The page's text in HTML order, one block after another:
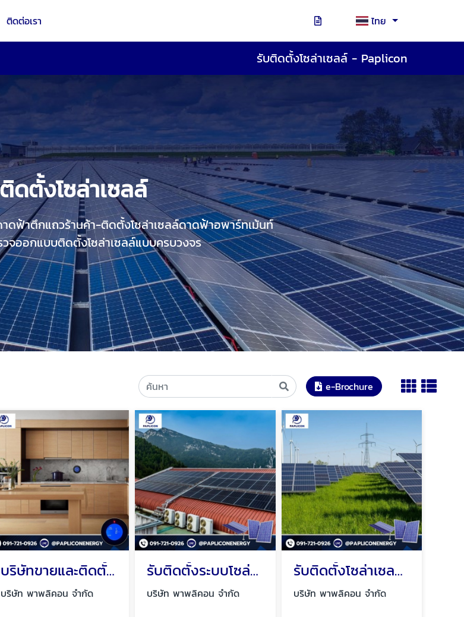
ติดต่อเรา ไทย
รับติดตั้งโซล่าเซลล์ - Paplicon
ดตั้งโซล่าเซลล์
ดฟ้าตึกแถวร้านค้า-ติดตั้งโซล่าเซลล์ดาดฟ้าอพาร์ทเม้นท์
วจออกแบบติดตั้งโซล่าเซลล์แบบครบวงจร
e-Brochure
บริษัทขายและติดตั้งอุปกรณ์ตรวจจับแก๊ส กรุงเทพ
บริษัท พาพลิคอน จำกัด
รับติดตั้งระบบโซล่าเซลล์ กรุงเทพ
บริษัท พาพลิคอน จำกัด
รับติดตั้งโซล่าเซลล์ ผ่อนได้ กรุงเทพ
บริษัท พาพลิคอน จำกัด